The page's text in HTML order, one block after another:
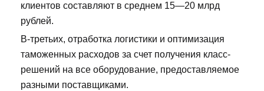
клиентов составляют в среднем 15—20 млрд
рублей.
В-третьих, отработка логистики и оптимизация
таможенных расходов за счет получения класс-
решений на все оборудование, предоставляемое
разными поставщиками.